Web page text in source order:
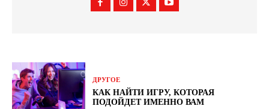
ДРУГОЕ
КАК НАЙТИ ИГРУ, КОТОРАЯ
ПОДОЙДЕТ ИМЕННО ВАМ